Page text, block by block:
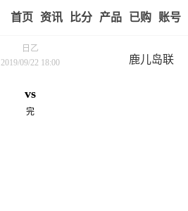
首页 赢家视点赛事比分实战版入口
我的
日乙
2019/09/22 18:00
vs
完
鹿儿岛联